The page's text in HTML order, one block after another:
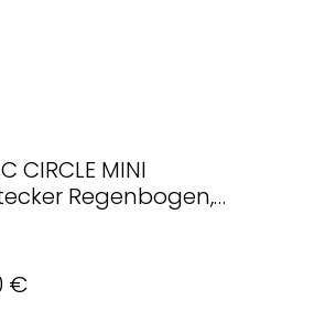
CIRCLE MINI
Regenbogen,
€